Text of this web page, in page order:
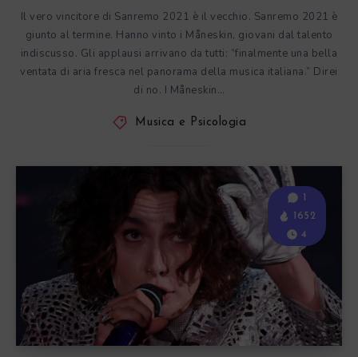
Il vero vincitore di Sanremo 2021 è il vecchio. Sanremo 2021 è
giunto al termine. Hanno vinto i Måneskin, giovani dal talento
indiscusso. Gli applausi arrivano da tutti: “finalmente una bella
ventata di aria fresca nel panorama della musica italiana.” Direi
di no. I Måneskin…
Musica e Psicologia
1
1652
4